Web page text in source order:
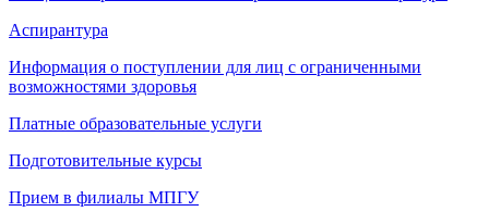
Аспирантура
Информация о поступлении для лиц с ограниченными
возможностями здоровья
Платные образовательные услуги
Подготовительные курсы
Прием в филиалы МПГУ